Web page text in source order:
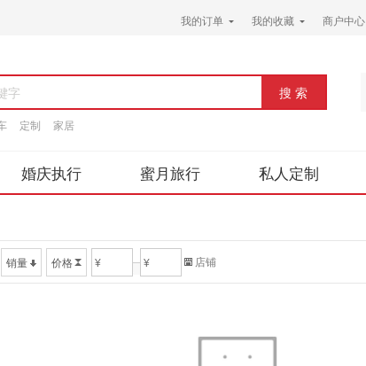
我的订单 我的收藏 商户中心
字
定制 家居
婚庆执行 蜜月旅行 私人定制
销量 价格 ¥ ¥ 店铺